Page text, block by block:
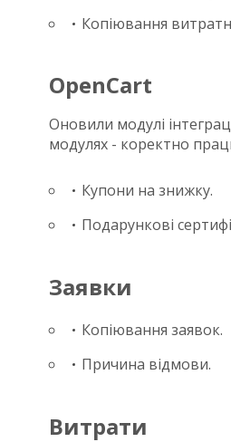
Копіювання
OpenCart
Оновили модулі
модулях - коректно
Купони на знижку.
Подарункові
Заявки
Копіювання заявок.
Причина відмови.
Витрати